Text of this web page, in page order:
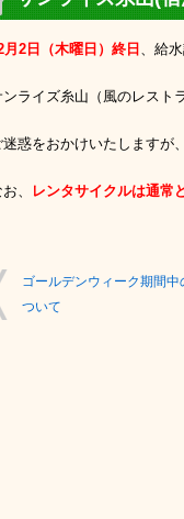
月2日（木曜日）終日 、給
ンライズ糸山（風のレスト
迷惑をおかけいたしますが
、 レンタサイクルは通常
ゴールデンウィーク期間
ついて